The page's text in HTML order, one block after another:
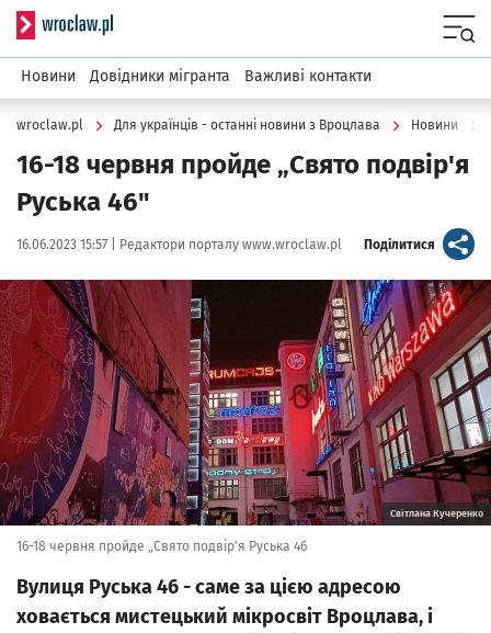
Serwis informacyjny wroclaw.pl
Новини Довідники мігранта Важливі контакти
wroclaw.pl Для українців - останні новини з Вроцлава Новини
16-18 червня пройде „Свято подвір'я
Руська 46"
Data publikacji:
16.06.2023 15:57 | Autor:
Редактори порталу www.wroclaw.pl Поділитися artykuł
Kliknij, aby powiększyć
Світлана Кучеренко
16-18 червня пройде „Свято подвір'я Руська 46
Вулиця Руська 46 - саме за цією адресою
ховається мистецький мікросвіт Вроцлава, і